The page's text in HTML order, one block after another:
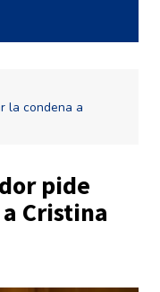
la condena a
pide
Cristina